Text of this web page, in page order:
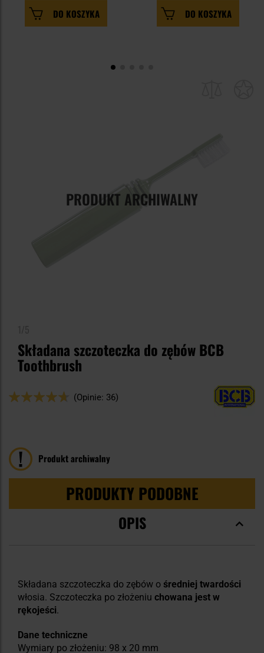
DO KOSZYKA DO KOSZYKA
PRODUKT ARCHIWALNY
Składana szczoteczka do zębów BCB
Toothbrush
Ocena:
(Opinie: 36)
Produkt archiwalny
PRODUKTY PODOBNE
OPIS
Składana szczoteczka do zębów o średniej twardości
włosia. Szczoteczka po złożeniu chowana jest w
rękojeści.
Dane techniczne
Wymiary po złożeniu: 98 x 20 mm